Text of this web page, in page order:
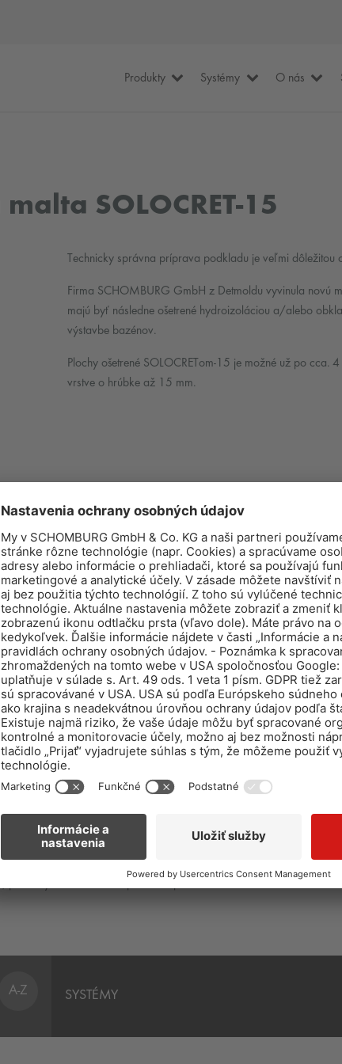
Produkty Systémy O nás
SOLOCRET-15
Technicky správna príprava podkladu je veľmi
Firma SCHOMBURG GmbH z Detmoldu vyvinula novú
majú byť následne ošetrené hydroizoláciou a/alebo
výstavbe bazénov.
Plochy ošetrené SOLOCRETom-15 je možné už po
vrstve o hrúbke až 15 mm.
- keramika,
prírodný kameň a
SORTIMENT PRE PODLAHÁROV -
pokladanie kobercov, PVC, linolea,
A-Z SYSTÉMY